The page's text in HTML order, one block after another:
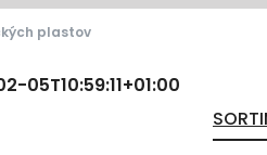
plastov
05T10:59:11+01:00